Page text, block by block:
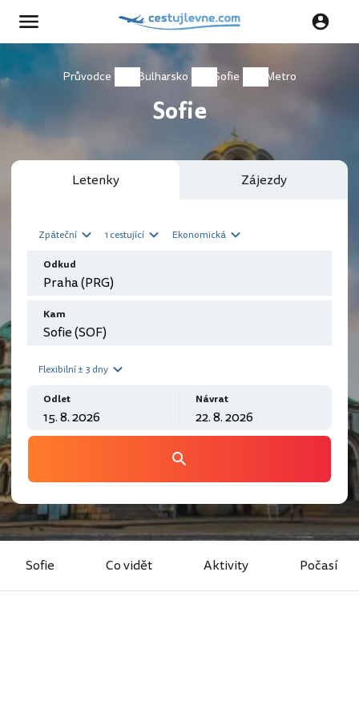
Průvodce Bulharsko Sofie Metro
Sofie
Letenky Zájezdy
Zpáteční 1 cestující Ekonomická
Odkud
Kam
Flexibilní ± 3 dny
Odlet Návrat
Sofie Co vidět Aktivity Počasí